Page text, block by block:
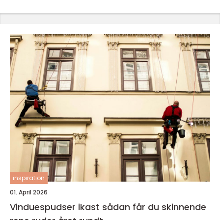
inspiration
01. April 2026
Vinduespudser ikast sådan får du skinnende